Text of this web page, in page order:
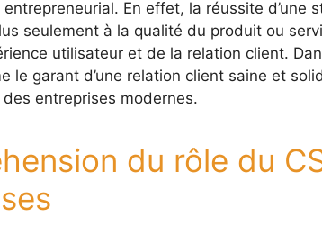
entrepreneurial. En effet, la réussite d’une
seulement à la qualité du produit ou
utilisateur et de la relation client.
le garant d’une relation client saine et
entreprises modernes.
du rôle du